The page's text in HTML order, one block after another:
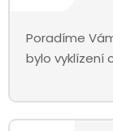
Poradíme
bylo vyklízení